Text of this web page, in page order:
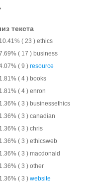
текста
10.41% ( 23 ) ethics
( 17 ) business
( 9 ) resource
1.81% ( 4 ) books
1.81% ( 4 ) enron
1.36% ( 3 ) businessethics
1.36% ( 3 ) canadian
1.36% ( 3 ) chris
1.36% ( 3 ) ethicsweb
1.36% ( 3 ) macdonald
1.36% ( 3 ) other
1.36% ( 3 ) website